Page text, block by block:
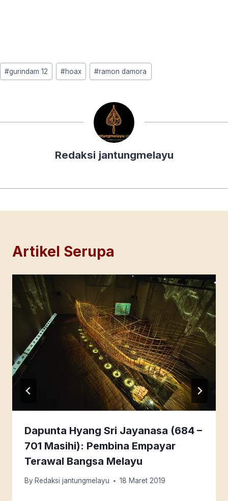
Post
Tags:
#gurindam 12 #hoax #ramon damora
Redaksi jantungmelayu
Artikel Serupa
Dapunta Hyang Sri Jayanasa (684 –
701 Masihi): Pembina Empayar
Terawal Bangsa Melayu
By Redaksi jantungmelayu 18 Maret 2019